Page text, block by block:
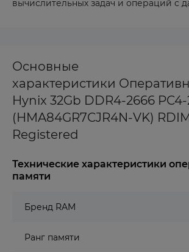
вычислительных задач и операций с
Основные
характеристики
Hynix 32Gb DDR4-2666 PC4-
(HMA84GR7CJR4N-VK)
Registered
Технические характеристики
памяти
Бренд RAM
Ранг памяти